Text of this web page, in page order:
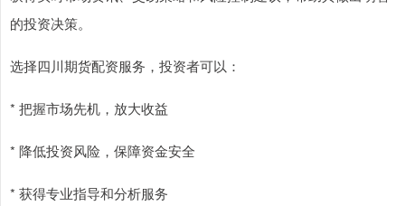
的投资决策。
选择四川期货配资服务，投资者可以：
* 把握市场先机，放大收益
* 降低投资风险，保障资金安全
* 获得专业指导和分析服务